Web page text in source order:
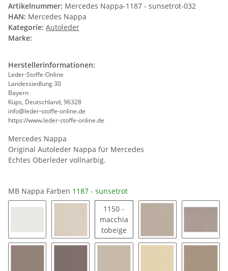
Artikelnummer: Mercedes Nappa-1187 - sunsetrot-032
HAN: Mercedes Nappa
Kategorie: Autoleder
Marke:
Herstellerinformationen:
Leder-Stoffe-Online
Landessiedlung 30
Bayern
Küps, Deutschland, 96328
info@leder-stoffe-online.de
https://www.leder-stoffe-online.de
Mercedes Nappa
Original Autoleder Nappa für Mercedes
Echtes Oberleder vollnarbig.
MB Nappa Farben 1187 - sunsetrot
1163 - signalweiß1194 - porzellan
1150 -
macchia
tobeige1150 - macchiatobeige
1189 - saharabeige
1185 -